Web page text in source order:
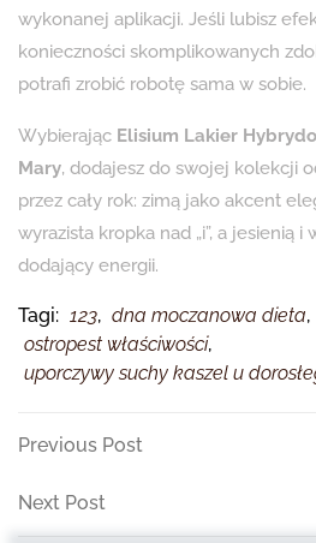
wykonanej aplikacji. Jeśli lubisz
konieczności skomplikowanych
potrafi zrobić robotę sama w sobie.
Wybierając Elisium Lakier
Mary, dodajesz do swojej kolekcji
przez cały rok: zimą jako akcent
wyrazista kropka nad „i”, a jesienią
dodający energii.
Tagi: 123, dna moczanowa dieta,
ostropest właściwości,
uporczywy suchy kaszel u
Nawigacja
wpisu
Previous
Previous Post
Next
Post
Next Post